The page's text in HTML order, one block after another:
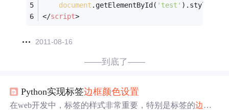
document .getElementById( 'test'
</script>
2011-08-16
——到底了——
Python实现标签边框颜色设置
在web开发中，标签的样式非常重要，特别是标签的边框